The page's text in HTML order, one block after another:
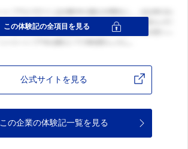
公式サイトを見る
この企業の体験記一覧を見る